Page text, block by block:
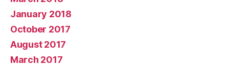
January 2018
October 2017
August 2017
March 2017